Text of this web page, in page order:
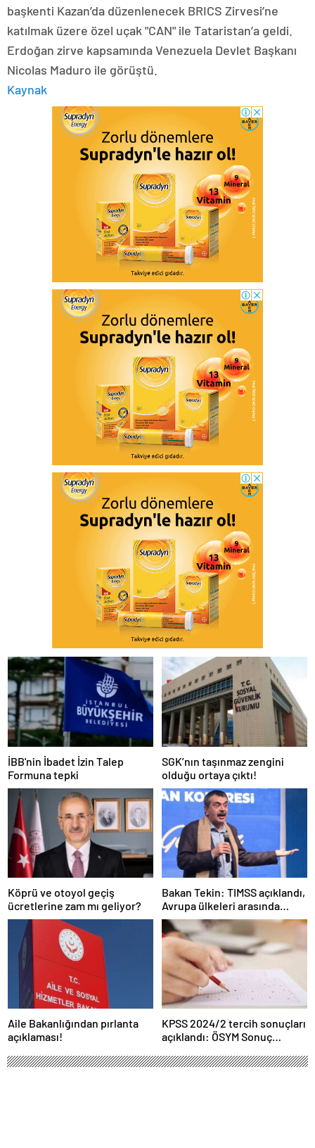
başkenti Kazan’da düzenlenecek BRICS Zirvesi’ne
katılmak üzere özel uçak "CAN" ile Tataristan’a geldi.
Erdoğan zirve kapsamında Venezuela Devlet Başkanı
Nicolas Maduro ile görüştü.
Kaynak
İBB'nin İbadet İzin Talep
Formuna tepki
SGK’nın taşınmaz zengini
olduğu ortaya çıktı!
Köprü ve otoyol geçiş
ücretlerine zam mı geliyor?
Bakan Tekin: TIMSS açıklandı,
Avrupa ülkeleri arasında
birinciyiz
Aile Bakanlığından pırlanta
açıklaması!
KPSS 2024/2 tercih sonuçları
açıklandı: ÖSYM Sonuç